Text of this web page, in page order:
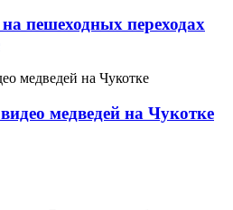
пешеходных переходах
медведей на Чукотке